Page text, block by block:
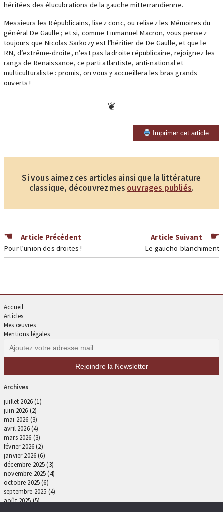
héritées des élucubrations de la gauche mitterrandienne.
Messieurs les Républicains, lisez donc, ou relisez les Mémoires du
général De Gaulle ; et si, comme Emmanuel Macron, vous pensez
toujours que Nicolas Sarkozy est l’héritier de De Gaulle, et que le
RN, d’extrême-droite, n’est pas la droite républicaine, rejoignez les
rangs de Renaissance, ce parti atlantiste, anti-national et
multiculturaliste : promis, on vous y accueillera les bras grands
ouverts !
Imprimer cet article
Si vous aimez ces articles ainsi que la littérature
classique, découvrez mes ouvrages publiés.
Article Précédent
Pour l’union des droites !
Article Suivant
Le gaucho-blanchiment
Accueil
Articles
Mes œuvres
Mentions légales
Archives
juillet 2026(1)
juin 2026 (2)
mai 2026 (3)
avril 2026(4)
mars 2026 (3)
février 2026(2)
janvier 2026(6)
décembre 2025(3)
novembre 2025(4)
octobre 2025(6)
septembre 2025 (4)
août 2025(5)